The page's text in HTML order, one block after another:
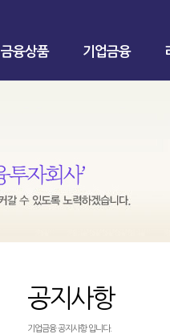
금융상품 기업금융
공지사항
기업금융 공지사항 입니다.